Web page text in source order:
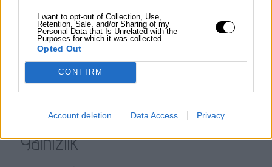
I want to opt-out of Collection, Use,
Retention, Sale, and/or Sharing of my
Personal Data that Is Unrelated with the
Purposes for which it was collected.
Opted Out
CONFIRM
Account deletion Data Access Privacy
Nostalji
Geleneksel bir at arabası ve doğal manzara,
geçmişe dair bir özlem hissi uyandırabilir. Bu tür
görüntüler, eski zamanların sıcak anılarını
hatırlatıyor.
Yalnızlık